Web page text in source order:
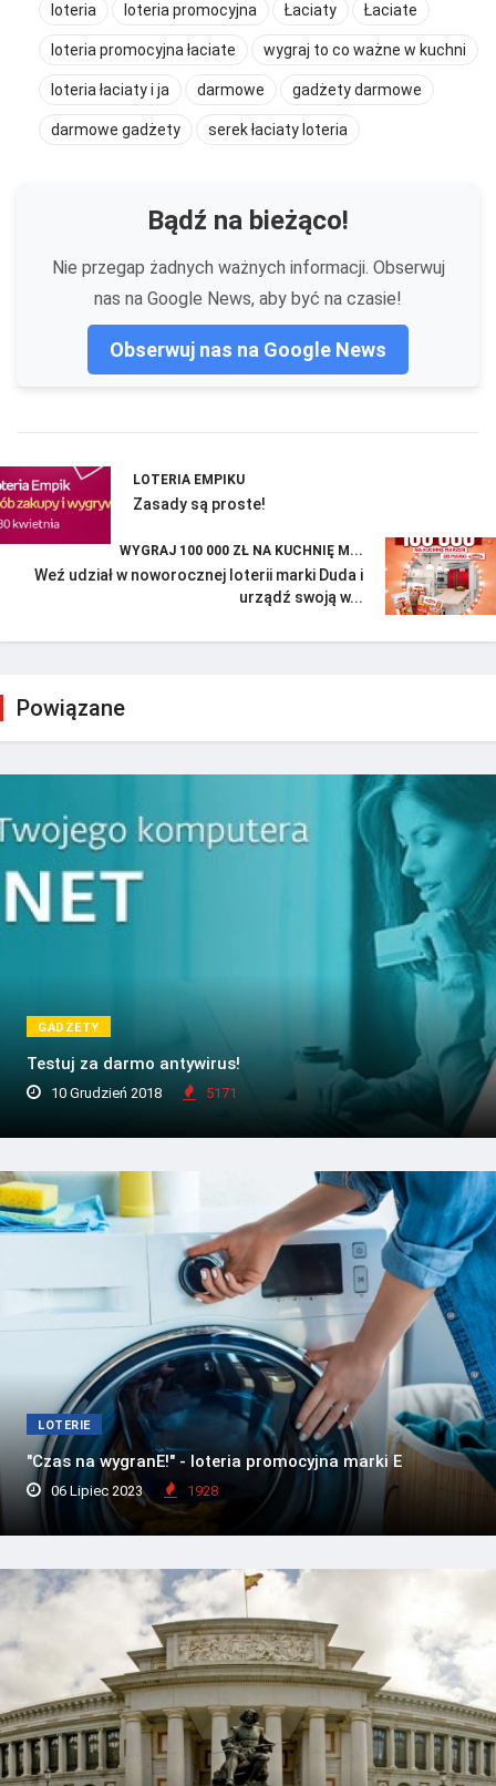
loteria loteria promocyjna Łaciaty Łaciate
loteria promocyjna łaciate wygraj to co ważne w kuchni
loteria łaciaty i ja darmowe gadżety darmowe
darmowe gadżety serek łaciaty loteria
Bądź na bieżąco!
Nie przegap żadnych ważnych informacji. Obserwuj
nas na Google News, aby być na czasie!
Obserwuj nas na Google News
LOTERIA EMPIKU
Zasady są proste!
WYGRAJ 100 000 ZŁ NA KUCHNIĘ M...
Weź udział w noworocznej loterii marki Duda i
urządź swoją w...
Powiązane
GADŻETY
Testuj za darmo antywirus!
10 Grudzień 2018 5171
LOTERIE
"Czas na wygranE!" - loteria promocyjna marki E
06 Lipiec 2023 1928